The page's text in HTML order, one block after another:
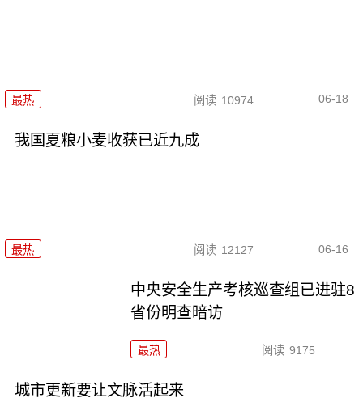
最热 阅读 10974 06-18
我国夏粮小麦收获已近九成
最热 阅读 12127 06-16
中央安全生产考核巡查组已进驻8
省份明查暗访
最热 阅读 9175
城市更新要让文脉活起来